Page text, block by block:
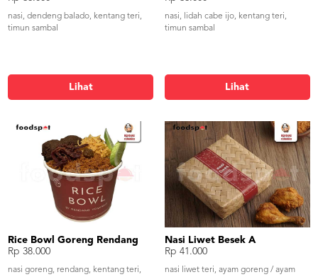
nasi, dendeng balado, kentang teri,
timun sambal
Lihat
nasi, lidah cabe ijo, kentang teri,
timun sambal
Lihat
Rice Bowl Goreng Rendang
Rp 38.000
nasi goreng, rendang, kentang teri,
Nasi Liwet Besek A
Rp 41.000
nasi liwet teri, ayam goreng / ayam